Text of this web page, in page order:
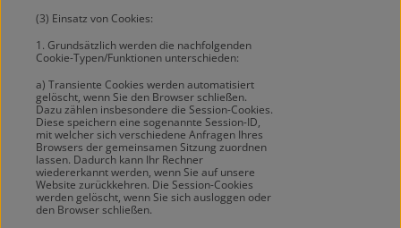
(3) Einsatz von Cookies:
1. Grundsätzlich werden die nachfolgenden
Cookie-Typen/Funktionen unterschieden:
a) Transiente Cookies werden automatisiert
gelöscht, wenn Sie den Browser schließen.
Dazu zählen insbesondere die Session-Cookies.
Diese speichern eine sogenannte Session-ID,
mit welcher sich verschiedene Anfragen Ihres
Browsers der gemeinsamen Sitzung zuordnen
lassen. Dadurch kann Ihr Rechner
wiedererkannt werden, wenn Sie auf unsere
Website zurückkehren. Die Session-Cookies
werden gelöscht, wenn Sie sich ausloggen oder
den Browser schließen.